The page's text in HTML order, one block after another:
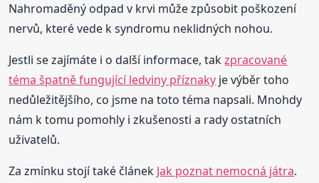
Nahromaděný odpad v krvi může způsobit poškození
nervů, které vede k syndromu neklidných nohou.
Jestli se zajímáte i o další informace, takzpracované
téma špatně fungující ledviny příznaky je výběr toho
nedůležitějšího, co jsme na toto téma napsali. Mnohdy
nám k tomu pomohly i zkušenosti a rady ostatních
uživatelů.
Za zmínku stojí také článek Jak poznat nemocná játra.